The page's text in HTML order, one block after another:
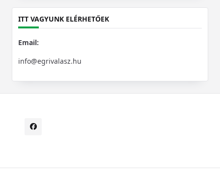
ITT VAGYUNK ELÉRHETŐEK
Email:
info@egrivalasz.hu